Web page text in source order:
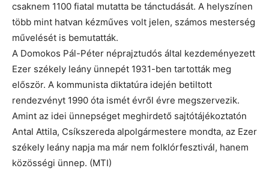
csaknem 1100 fiatal mutatta be tánctudását. A helyszínen
több mint hatvan kézműves volt jelen, számos mesterség
művelését is bemutatták.
A Domokos Pál-Péter néprajztudós által kezdeményezett
Ezer székely leány ünnepét 1931-ben tartották meg
először. A kommunista diktatúra idején betiltott
rendezvényt 1990 óta ismét évről évre megszervezik.
Amint az idei ünnepséget meghirdető sajtótájékoztatón
Antal Attila, Csíkszereda alpolgármestere mondta, az Ezer
székely leány napja ma már nem folklórfesztivál, hanem
közösségi ünnep. (MTI)